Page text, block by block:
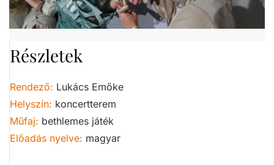
Részletek
Rendező: Lukács Emőke
Helyszín: koncertterem
Műfaj: bethlemes játék
Előadás nyelve: magyar